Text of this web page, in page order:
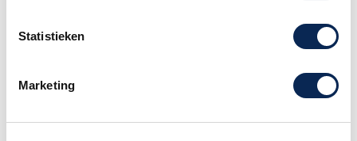
Statistieken
Marketing